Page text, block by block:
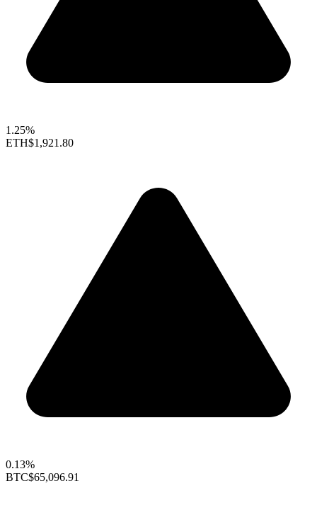
1.25%
ETH$1,921.80
0.13%
BTC$65,096.91